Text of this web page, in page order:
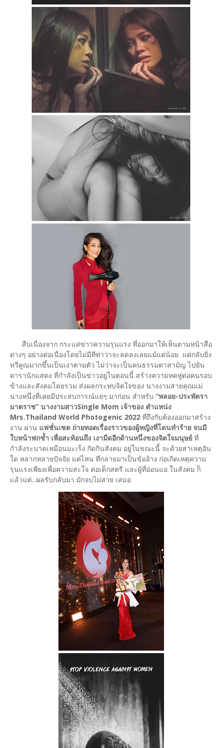
สืบเนื่องจาก กระแสข่าวความรุนแรง ที่ออกมาให้เห็นตามหน้าสื่อ
ต่างๆ อย่างต่อเนื่องโดยไม่มีทีท่าว่าจะลดลงเลยแม้แต่น้อย แต่กลับยิ่ง
ทวีคูณมากขึ้นเป็นเงาตามตัว ไม่ว่าจะเป็นคนธรรมดาสามัญ ไปยัน
ดารานักแสดง ที่กำลังเป็นข่าวอยู่ในตอนนี้ สร้างความหดหู่ต่อคนรอบ
ข้างและสังคมโดยรวม ส่งผลกระทบจิตใจของ นางงามสายคุณแม่
นางหนึ่งที่เคยมีประสบการณ์แย่ๆ มาก่อน สำหรับ “พลอย-ประพัตรา
มาตราช” นางงามสาวSingle Mom เจ้าของ ตำแหน่ง
Mrs.Thailand World Photogenic 2022 ที่ถึงกับต้องออกมาสร้าง
งาน ผ่าน แฟชั่นเซต ถ่ายทอดเรื่องราวของผู้หญิงที่โดนทำร้าย จนมี
ใบหน้าฟกช้ำ เพื่อสะท้อนถึง เงามืดอีกด้านหนึ่งของจิตใจมนุษย์ ที่
กำลังระบาดเหมือนมะเร็ง กัดกินสังคม อยู่ในขณะนี้ จะด้วยสาเหตุอัน
ใด หลากหลายปัจจัย แค่ไหน ที่กลายมาเป็นข้ออ้าง ก่อเกิดเหตุความ
รุนแรงเพียงเพื่อความสะใจ ต่อเด็กสตรี และผู้ที่อ่อนแอ ในสังคม ก็
แล้วแต่...ผลรับกลับมา มักจบไม่สวย เสมอ